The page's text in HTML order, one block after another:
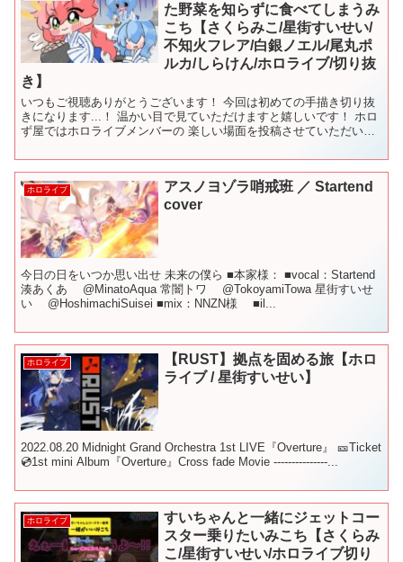
た野菜を知らずに食べてしまうみ
こち【さくらみこ/星街すいせい/
不知火フレア/白銀ノエル/尾丸ポ
ルカ/しらけん/ホロライブ/切り抜
き】
いつもご視聴ありがとうございます！ 今回は初めての手描き切り抜
きになります...！ 温かい目で見ていただけますと嬉しいです！ ホロ
ず屋ではホロライブメンバーの 楽しい場面を投稿させていただいて
ホロライブ
アスノヨゾラ哨戒班 ／ Startend
cover
今日の日をいつか思い出せ 未来の僕ら ■本家様： ■vocal：Startend
湊あくあ @MinatoAqua 常闇トワ @TokoyamiTowa 星街すいせ
い @HoshimachiSuisei ■mix：NNZN様 ■il...
ホロライブ
【RUST】拠点を固める旅【ホロ
ライブ / 星街すいせい】
2022.08.20 Midnight Grand Orchestra 1st LIVE『Overture』 🎫Ticket
💿1st mini Album『Overture』Cross fade Movie ---------------...
ホロライブ
すいちゃんと一緒にジェットコー
スター乗りたいみこち【さくらみ
こ/星街すいせい/ホロライブ切り